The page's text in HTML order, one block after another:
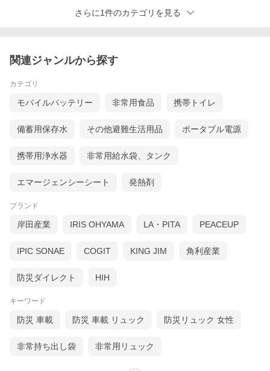
【尾西の携帯おにぎり 五目おこわ】もち米（国産）、うるち米
参、油揚げ、乾燥ごぼう、乾燥しいたけ、こんにゃく、食塩） /
（一部に小麦・大豆を含む）
さらに1件のカテゴリを見る
関連ジャンルから探す
カテゴリ
モバイルバッテリー 非常用食品 携帯トイレ
備蓄用保存水 その他避難生活用品 ポータブル電源
携帯用浄水器 非常用給水袋、タンク
エマージェンシーシート 発熱剤
ブランド
岸田産業 IRIS OHYAMA LA・PITA PEACEUP
IPIC SONAE COGIT KING JIM 角利産業
防災ダイレクト HIH
キーワード
防災 車載 防災 車載 リュック 防災リュック 女性
非常持ち出し袋 非常用リュック